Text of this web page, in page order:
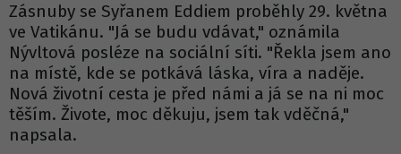
Zásnuby se Syřanem Eddiem proběhly 29. května
ve Vatikánu. "Já se budu vdávat," oznámila
Nývltová posléze na sociální síti. "Řekla jsem ano
na místě, kde se potkává láska, víra a naděje.
Nová životní cesta je před námi a já se na ni moc
těším. Živote, moc děkuju, jsem tak vděčná,"
napsala.